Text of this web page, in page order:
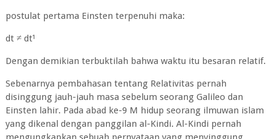
postulat pertama Einsten terpenuhi maka:
dt ≠ dt¹
Dengan demikian terbuktilah bahwa waktu itu besaran relatif.
Sebenarnya pembahasan tentang Relativitas pernah
disinggung jauh-jauh masa sebelum seorang Galileo dan
Einsten lahir. Pada abad ke-9 M hidup seorang ilmuwan islam
yang dikenal dengan panggilan al-Kindi. Al-Kindi pernah